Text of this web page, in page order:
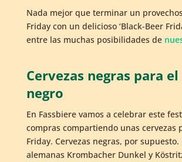
Nada mejor que terminar un
Friday con un delicioso ‘Black-Beer
entre las muchas posibilidades de
Cervezas negras para
negro
En Fassbiere vamos a celebrar este
compras compartiendo unas cervezas
Friday. Cervezas negras, por supuesto.
alemanas Krombacher Dunkel y